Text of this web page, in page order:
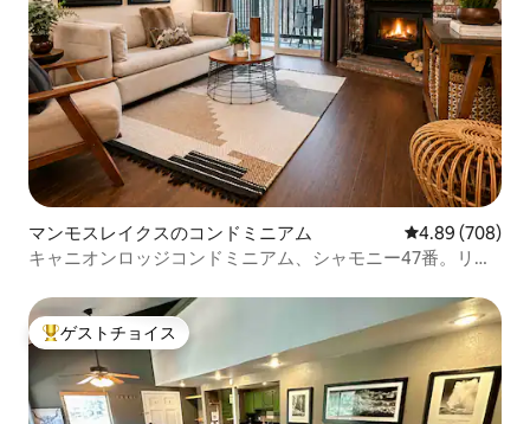
マンモスレイクスのコンドミニアム レビュー708
4.89 (708)
キャニオンロッジコンドミニアム、シャモニー47番。リフ
大好評のゲストチョイスです。
ゲストチョイス